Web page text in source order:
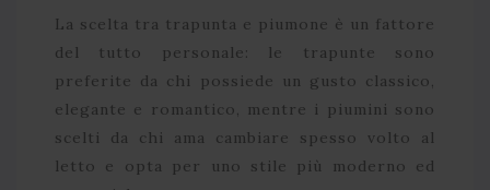
La scelta tra trapunta e piumone è un fattore
del tutto personale: le trapunte sono
preferite da chi possiede un gusto classico,
elegante e romantico, mentre i piumini sono
scelti da chi ama cambiare spesso volto al
letto e opta per uno stile più moderno ed